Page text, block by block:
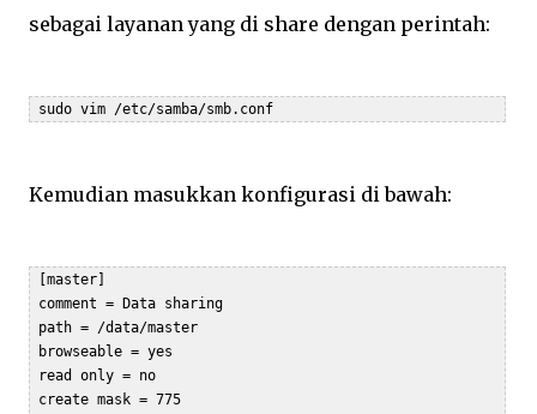
sebagai layanan yang di share dengan perintah:
sudo vim /etc/samba/smb.conf
Kemudian masukkan konfigurasi di bawah:
[master]
comment = Data sharing
path = /data/master
browseable = yes
read only = no
create mask = 775